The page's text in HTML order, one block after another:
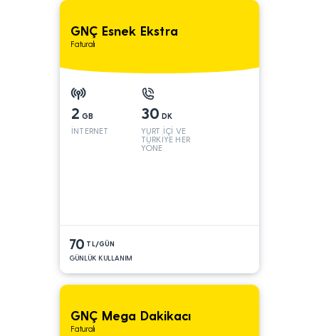
GNÇ Esnek Ekstra
Faturalı
2 GB
İNTERNET
30 DK
YURT İÇİ VE
TÜRKİYE HER
YÖNE
70 TL/GÜN
GÜNLÜK KULLANIM
GNÇ Mega Dakikacı
Faturalı